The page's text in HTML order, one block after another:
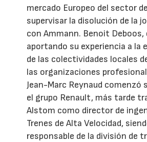
mercado Europeo del sector
supervisar la disolución de la
con Ammann. Benoit
aportando su experiencia a la
de las colectividades locales
las organizaciones
Jean-Marc Reynaud comenzó
el grupo Renault, más tarde
Alstom como director de
Trenes de Alta Velocidad,
responsable de la división de